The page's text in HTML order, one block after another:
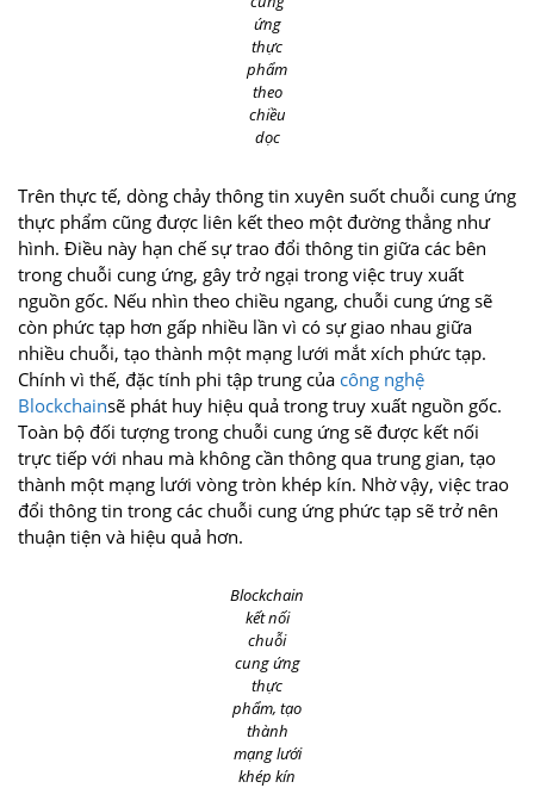
ứng
thực
phẩm
theo
chiều
dọc
Trên thực tế, dòng chảy thông tin xuyên suốt chuỗi cung ứng
thực phẩm cũng được liên kết theo một đường thẳng như
hình. Điều này hạn chế sự trao đổi thông tin giữa các bên
trong chuỗi cung ứng, gây trở ngại trong việc truy xuất
nguồn gốc. Nếu nhìn theo chiều ngang, chuỗi cung ứng sẽ
còn phức tạp hơn gấp nhiều lần vì có sự giao nhau giữa
nhiều chuỗi, tạo thành một mạng lưới mắt xích phức tạp.
Chính vì thế, đặc tính phi tập trung của công nghệ
Blockchainsẽ phát huy hiệu quả trong truy xuất nguồn gốc.
Toàn bộ đối tượng trong chuỗi cung ứng sẽ được kết nối
trực tiếp với nhau mà không cần thông qua trung gian, tạo
thành một mạng lưới vòng tròn khép kín. Nhờ vậy, việc trao
đổi thông tin trong các chuỗi cung ứng phức tạp sẽ trở nên
thuận tiện và hiệu quả hơn.
Blockchain
kết nối
chuỗi
cung ứng
thực
phẩm, tạo
thành
mạng lưới
khép kín